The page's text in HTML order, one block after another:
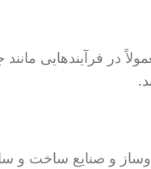
در فرآیندهایی